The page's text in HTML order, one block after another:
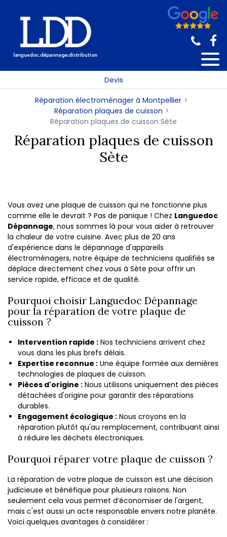
Devis
Réparation électroménager à Montpellier
Réparation plaques de cuisson
Réparation plaques de cuisson Sète
Réparation plaques de cuisson
Sète
Vous avez une plaque de cuisson qui ne fonctionne plus
comme elle le devrait ? Pas de panique ! Chez Languedoc
Dépannage, nous sommes là pour vous aider à retrouver
la chaleur de votre cuisine. Avec plus de 20 ans
d'expérience dans le dépannage d'appareils
électroménagers, notre équipe de techniciens qualifiés se
déplace directement chez vous à Sète pour offrir un
service rapide, efficace et de qualité.
Pourquoi choisir Languedoc Dépannage
pour la réparation de votre plaque de
cuisson ?
Intervention rapide : Nos techniciens arrivent chez
vous dans les plus brefs délais.
Expertise reconnue : Une équipe formée aux dernières
technologies de plaques de cuisson.
Pièces d'origine : Nous utilisons uniquement des pièces
détachées d'origine pour garantir des réparations
durables.
Engagement écologique : Nous croyons en la
réparation plutôt qu'au remplacement, contribuant ainsi
à réduire les déchets électroniques.
Pourquoi réparer votre plaque de cuisson ?
La réparation de votre plaque de cuisson est une décision
judicieuse et bénéfique pour plusieurs raisons. Non
seulement cela vous permet d’économiser de l'argent,
mais c'est aussi un acte responsable envers notre planète.
Voici quelques avantages à considérer :